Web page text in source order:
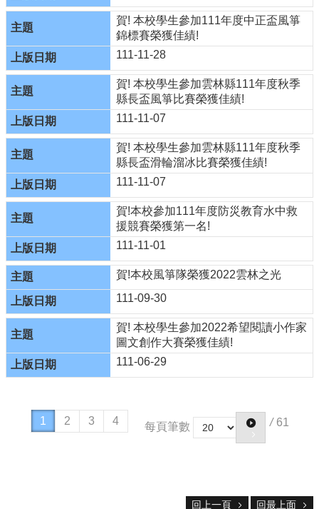
放
宣
告
隱
私
權
告
資
訊
全
政
策
回
頂
端
賀! 本校學生參加111年度中正盃風箏
錦標賽榮獲佳績!
111-11-28
賀! 本校學生參加雲林縣111年度秋季
縣長盃風箏比賽榮獲佳績!
111-11-07
賀! 本校學生參加雲林縣111年度秋季
縣長盃滑輪溜冰比賽榮獲佳績!
111-11-07
賀!本校參加111年度防災教育水中救
援競賽榮獲第一名!
111-11-01
賀!本校風箏隊榮獲2022雲林之光
111-09-30
賀! 本校學生參加2022希望閱讀小作家
圖文創作大賽榮獲佳績!
111-06-29
1 2 3 4 每頁筆數 / 61
回上一頁 回最上面